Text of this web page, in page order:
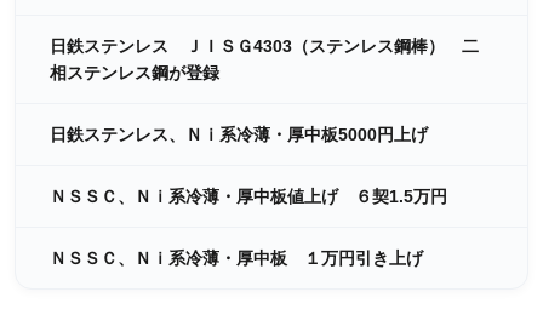
日鉄ステンレス ＪＩＳＧ4303（ステンレス鋼棒） 二
相ステンレス鋼が登録
日鉄ステンレス、Ｎｉ系冷薄・厚中板5000円上げ
ＮＳＳＣ、Ｎｉ系冷薄・厚中板値上げ ６契1.5万円
ＮＳＳＣ、Ｎｉ系冷薄・厚中板 １万円引き上げ